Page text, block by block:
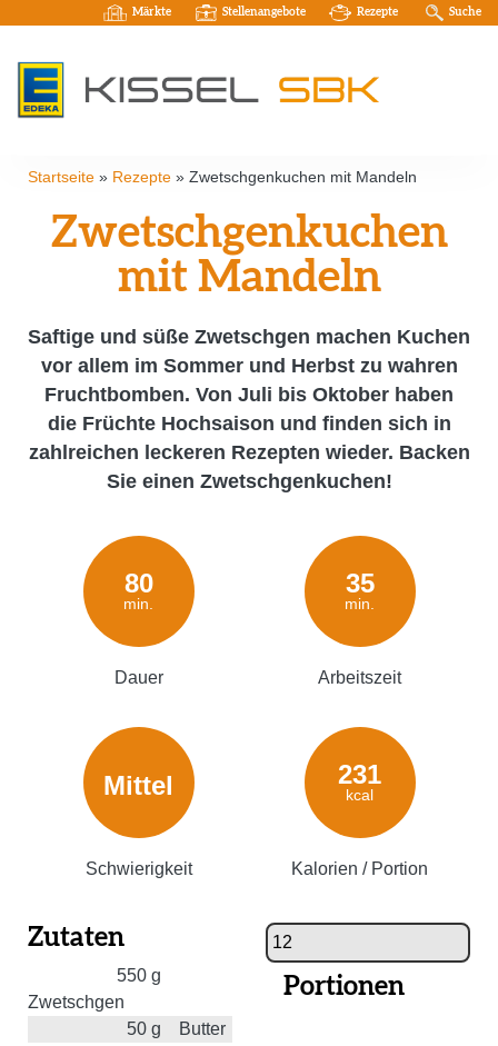
Märkte Stellenangebote Rezepte Suche
Startseite » Rezepte » Zwetschgenkuchen mit Mandeln
Zwetschgenkuchen
mit Mandeln
Saftige und süße Zwetschgen machen Kuchen
vor allem im Sommer und Herbst zu wahren
Fruchtbomben. Von Juli bis Oktober haben
die Früchte Hochsaison und finden sich in
zahlreichen leckeren Rezepten wieder. Backen
Sie einen Zwetschgenkuchen!
80
min.
Dauer
35
min.
Arbeitszeit
Mittel
Schwierigkeit
231
kcal
Kalorien / Portion
Zutaten
550 g
Zwetschgen
50 g
Butter
Portionen